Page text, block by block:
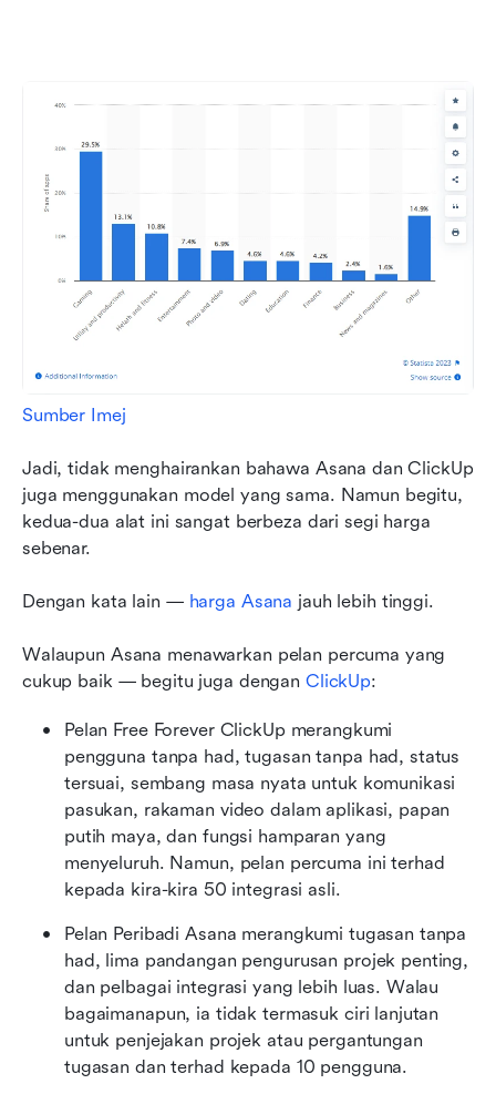
Sumber Imej
Jadi, tidak menghairankan bahawa Asana dan ClickUp
juga menggunakan model yang sama. Namun begitu,
kedua-dua alat ini sangat berbeza dari segi harga
sebenar.
Dengan kata lain — harga Asana jauh lebih tinggi.
Walaupun Asana menawarkan pelan percuma yang
cukup baik — begitu juga dengan ClickUp:
Pelan Free Forever ClickUp merangkumi
pengguna tanpa had, tugasan tanpa had, status
tersuai, sembang masa nyata untuk komunikasi
pasukan, rakaman video dalam aplikasi, papan
putih maya, dan fungsi hamparan yang
menyeluruh. Namun, pelan percuma ini terhad
kepada kira-kira 50 integrasi asli.
Pelan Peribadi Asana merangkumi tugasan tanpa
had, lima pandangan pengurusan projek penting,
dan pelbagai integrasi yang lebih luas. Walau
bagaimanapun, ia tidak termasuk ciri lanjutan
untuk penjejakan projek atau pergantungan
tugasan dan terhad kepada 10 pengguna.